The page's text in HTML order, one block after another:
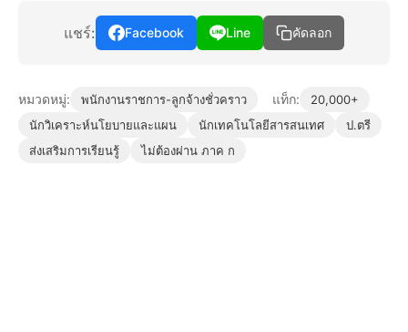
แชร์: Facebook Line คัดลอก
หมวดหมู่: พนักงานราชการ-ลูกจ้างชั่วคราว แท็ก:
20,000+
นักวิเคราะห์นโยบายและแผน
นักเทคโนโลยีสารสนเทศ
ป.ตรี
ส่งเสริมการเรียนรู้
ไม่ต้องผ่าน ภาค ก